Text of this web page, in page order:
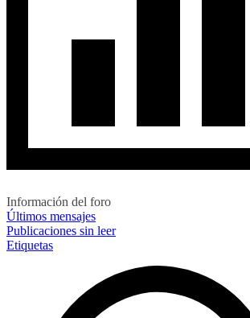
Información del foro
Últimos mensajes
Publicaciones sin leer
Etiquetas